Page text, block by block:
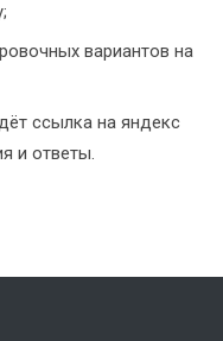
вариантов на
ссылка на яндекс
и ответы.